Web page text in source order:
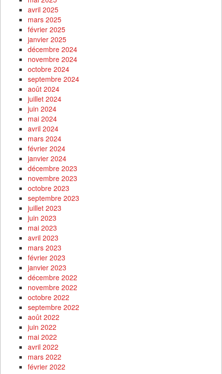
avril 2025
mars 2025
février 2025
janvier 2025
décembre 2024
novembre 2024
octobre 2024
septembre 2024
août 2024
juillet 2024
juin 2024
mai 2024
avril 2024
mars 2024
février 2024
janvier 2024
décembre 2023
novembre 2023
octobre 2023
septembre 2023
juillet 2023
juin 2023
mai 2023
avril 2023
mars 2023
février 2023
janvier 2023
décembre 2022
novembre 2022
octobre 2022
septembre 2022
août 2022
juin 2022
mai 2022
avril 2022
mars 2022
février 2022